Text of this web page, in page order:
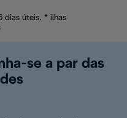
dias úteis. * ilhas
se a par das